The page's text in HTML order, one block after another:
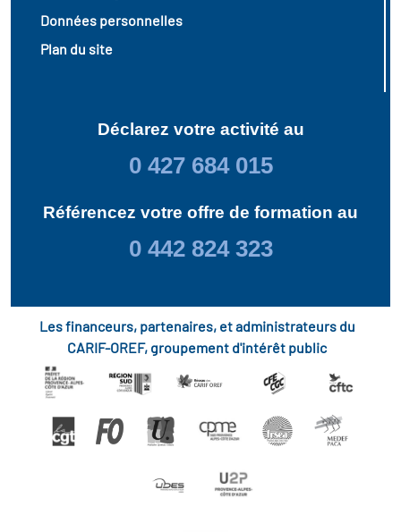
Données personnelles
Plan du site
Déclarez votre activité au
0 427 684 015
Référencez votre offre de formation au
0 442 824 323
Les financeurs, partenaires, et administrateurs du
CARIF-OREF, groupement d'intérêt public